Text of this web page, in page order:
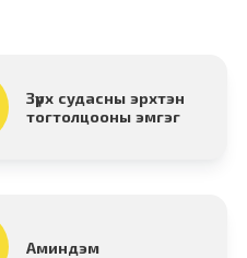
Зүрх судасны эрхтэн
тогтолцооны эмгэг
Аминдэм